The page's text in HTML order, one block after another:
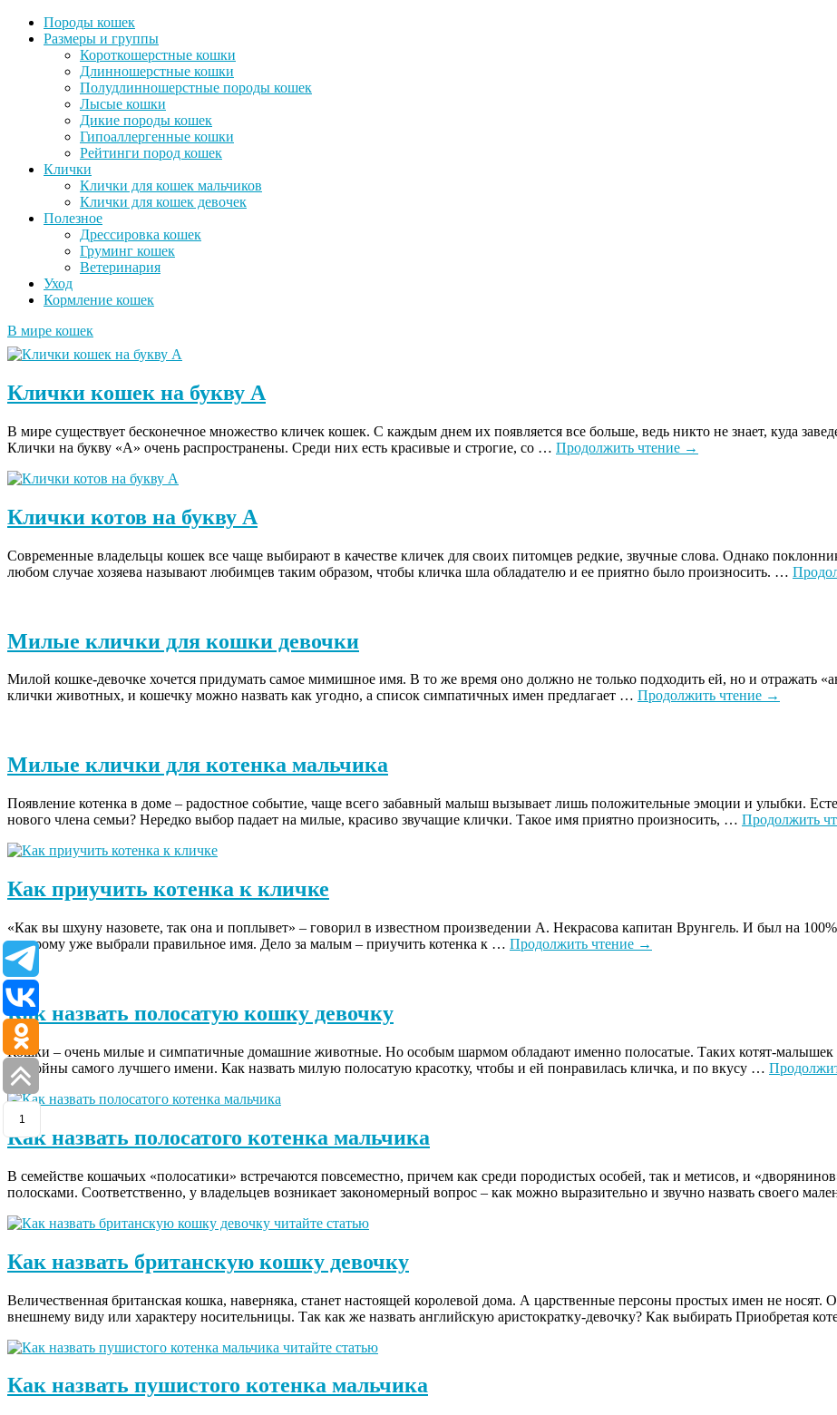
Породы кошек
Размеры и группы
Короткошерстные кошки
Длинношерстные кошки
Полудлинношерстные породы кошек
Лысые кошки
Дикие породы кошек
Гипоаллергенные кошки
Рейтинги пород кошек
Клички
Клички для кошек мальчиков
Клички для кошек девочек
Полезное
Дрессировка кошек
Груминг кошек
Ветеринария
Уход
Кормление кошек
В мире кошек
Клички кошек на букву А
В мире существует бесконечное множество кличек кошек. С каждым днем их появляется все больше, ведь никто не знает, куда
Клички на букву «А» очень распространены. Среди них есть красивые и строгие, со … Продолжить чтение →
Клички котов на букву А
Современные владельцы кошек все чаще выбирают в качестве кличек для своих питомцев редкие, звучные слова. Однако
любом случае хозяева называют любимцев таким образом, чтобы кличка шла обладателю и ее приятно было произносить. …
Милые клички для кошки девочки
Милой кошке-девочке хочется придумать самое мимишное имя. В то же время оно должно не только подходить ей, но и отражать
клички животных, и кошечку можно назвать как угодно, а список симпатичных имен предлагает … Продолжить чтение →
Милые клички для котенка мальчика
Появление котенка в доме – радостное событие, чаще всего забавный малыш вызывает лишь положительные эмоции и улыбки.
нового члена семьи? Нередко выбор падает на милые, красиво звучащие клички. Такое имя приятно произносить, … Продолжить
Как приучить котенка к кличке
«Как вы шхуну назовете, так она и поплывет» – говорил в известном произведении А. Некрасова капитан Врунгель. И был на
которому уже выбрали правильное имя. Дело за малым – приучить котенка к … Продолжить чтение →
Как назвать полосатую кошку девочку
Кошки – очень милые и симпатичные домашние животные. Но особым шармом обладают именно полосатые. Таких котят-малышек
достойны самого лучшего имени. Как назвать милую полосатую красотку, чтобы и ей понравилась кличка, и по вкусу …
Как назвать полосатого котенка мальчика
В семействе кошачьих «полосатики» встречаются повсеместно, причем как среди породистых особей, так и метисов, и
полосками. Соответственно, у владельцев возникает закономерный вопрос – как можно выразительно и звучно назвать своего
Как назвать британскую кошку девочку
Величественная британская кошка, наверняка, станет настоящей королевой дома. А царственные персоны простых имен не носят.
внешнему виду или характеру носительницы. Так как же назвать английскую аристократку-девочку? Как выбирать Приобретая
Как назвать пушистого котенка мальчика
1